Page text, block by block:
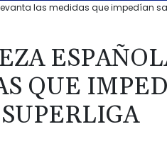
las medidas que impedían
QUE